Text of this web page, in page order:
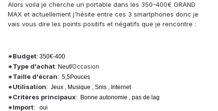
Alors voila je cherche un portable dans les 350-400€ GRAND
MAX et actuellement j'hésite entre ces 3 smartphones donc je
vais vous dire les points positifs et négatifs que je rencontre :
*Budget: 350€-400
*Type d'achat: Neuf/Occasion
*Taille d'écran: 5,5Pouces
*Utilisation: Jeux , Musique , Sms , Internet
*Critères principaux: Bonne autonomie , pas de lag
*Import: oui